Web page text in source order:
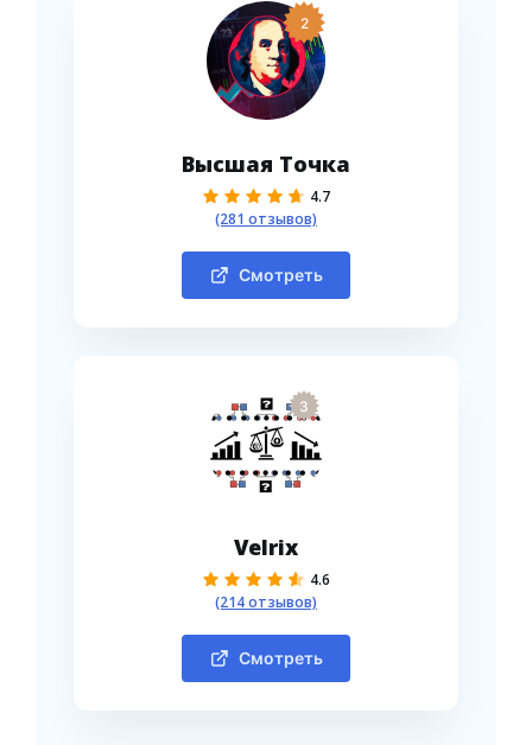
2
Высшая Точка
4.7
(281 отзывов)
Смотреть
3
Velrix
4.6
(214 отзывов)
Смотреть